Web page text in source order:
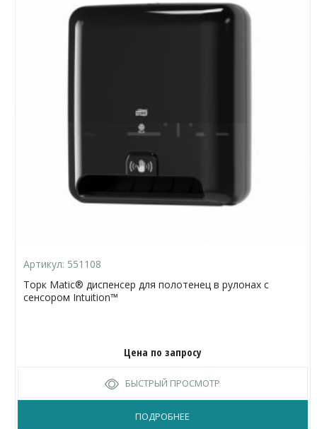
Артикул: 551108
Торк Matic® диспенсер для полотенец в рулонах с
сенсором Intuition™
Цена по запросу
БЫСТРЫЙ ПРОСМОТР
ПОДРОБНЕЕ